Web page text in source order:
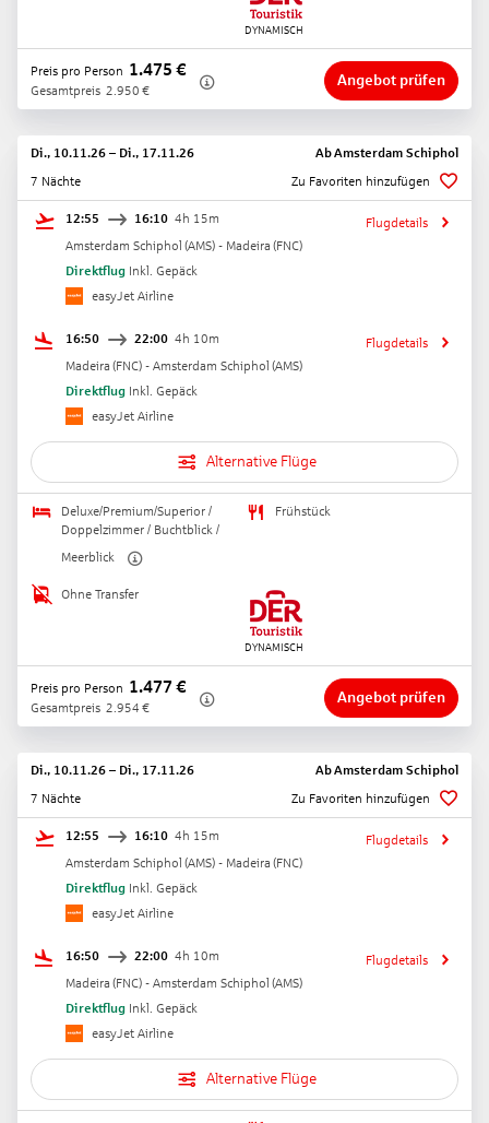
Preis pro Person 1.475 €
Gesamtpreis 2.950 €
Angebot prüfen
Di., 10.11.26 – Di., 17.11.26 AbAmsterdam Schiphol
7 Nächte
Zu Favoriten hinzufügen
12:55 16:10 4h 15m
Amsterdam Schiphol (AMS) - Madeira (FNC)
Direktflug Inkl. Gepäck
easyJet Airline
Flugdetails
16:50 22:00 4h 10m
Madeira (FNC) - Amsterdam Schiphol (AMS)
Direktflug Inkl. Gepäck
easyJet Airline
Flugdetails
Alternative Flüge
Deluxe/Premium/Superior /
Doppelzimmer / Buchtblick /
Meerblick
Frühstück
Ohne Transfer
Preis pro Person 1.477 €
Gesamtpreis 2.954 €
Angebot prüfen
Di., 10.11.26 – Di., 17.11.26 AbAmsterdam Schiphol
7 Nächte
Zu Favoriten hinzufügen
12:55 16:10 4h 15m
Amsterdam Schiphol (AMS) - Madeira (FNC)
Direktflug Inkl. Gepäck
easyJet Airline
Flugdetails
16:50 22:00 4h 10m
Madeira (FNC) - Amsterdam Schiphol (AMS)
Direktflug Inkl. Gepäck
easyJet Airline
Flugdetails
Alternative Flüge